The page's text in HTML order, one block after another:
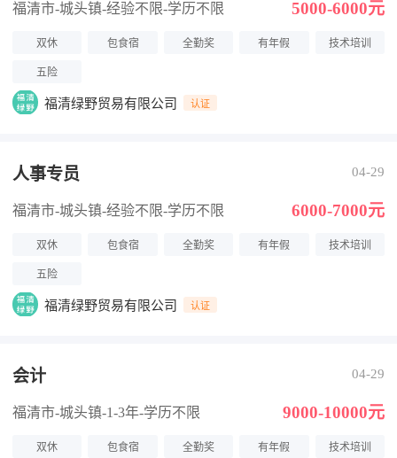
福清市-城头镇-经验不限-学历不限 5000-6000元
双休 包食宿 全勤奖 有年假 技术培训
五险
福清绿野贸易有限公司 认证
人事专员 04-29
福清市-城头镇-经验不限-学历不限 6000-7000元
双休 包食宿 全勤奖 有年假 技术培训
五险
福清绿野贸易有限公司 认证
会计 04-29
福清市-城头镇-1-3年-学历不限 9000-10000元
双休 包食宿 全勤奖 有年假 技术培训